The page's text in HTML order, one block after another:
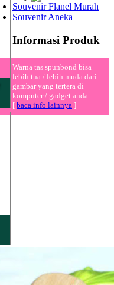
Souvenir Flanel Murah
Souvenir Aneka
Informasi Produk
Warna tas spunbond bisa
lebih tua / lebih muda dari
gambar yang tertera di
komputer / gadget anda.
[ baca info lainnya ]